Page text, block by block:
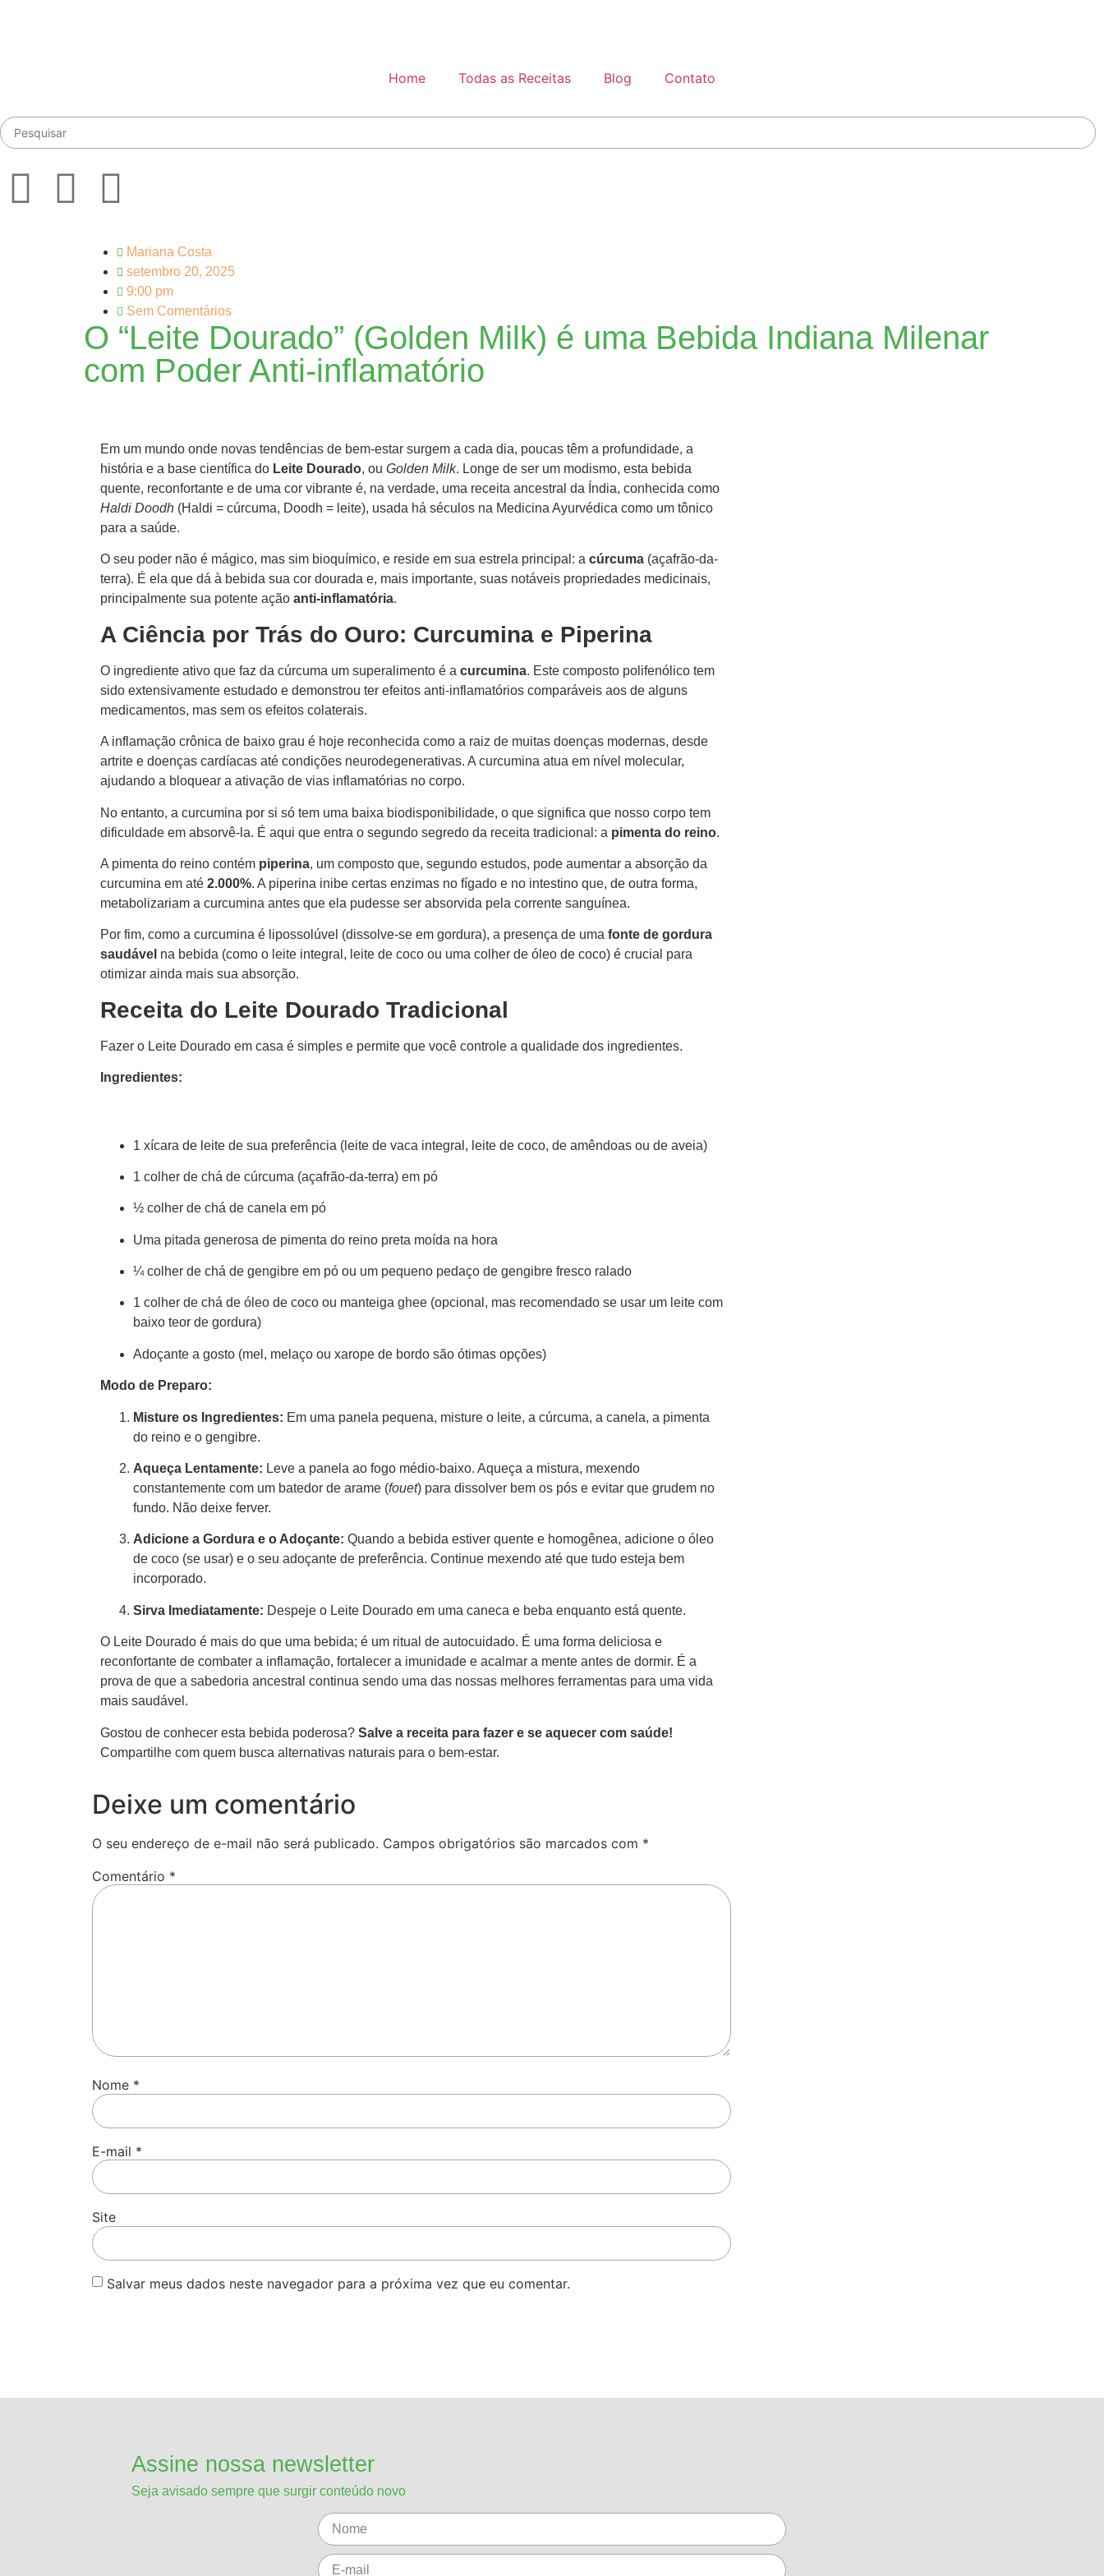
Home Todas as Receitas Blog Contato
Mariana Costa
setembro 20, 2025
9:00 pm
Sem Comentários
O “Leite Dourado” (Golden Milk) é uma Bebida Indiana Milenar
com Poder Anti-inflamatório
Em um mundo onde novas tendências de bem-estar surgem a cada dia, poucas têm a profundidade, a
história e a base científica do Leite Dourado, ou Golden Milk. Longe de ser um modismo, esta bebida
quente, reconfortante e de uma cor vibrante é, na verdade, uma receita ancestral da Índia, conhecida como
Haldi Doodh (Haldi = cúrcuma, Doodh = leite), usada há séculos na Medicina Ayurvédica como um tônico
para a saúde.
O seu poder não é mágico, mas sim bioquímico, e reside em sua estrela principal: a cúrcuma (açafrão-da-
terra). É ela que dá à bebida sua cor dourada e, mais importante, suas notáveis propriedades medicinais,
principalmente sua potente ação anti-inflamatória.
A Ciência por Trás do Ouro: Curcumina e Piperina
O ingrediente ativo que faz da cúrcuma um superalimento é a curcumina. Este composto polifenólico tem
sido extensivamente estudado e demonstrou ter efeitos anti-inflamatórios comparáveis aos de alguns
medicamentos, mas sem os efeitos colaterais.
A inflamação crônica de baixo grau é hoje reconhecida como a raiz de muitas doenças modernas, desde
artrite e doenças cardíacas até condições neurodegenerativas. A curcumina atua em nível molecular,
ajudando a bloquear a ativação de vias inflamatórias no corpo.
No entanto, a curcumina por si só tem uma baixa biodisponibilidade, o que significa que nosso corpo tem
dificuldade em absorvê-la. É aqui que entra o segundo segredo da receita tradicional: a pimenta do reino.
A pimenta do reino contém piperina, um composto que, segundo estudos, pode aumentar a absorção da
curcumina em até 2.000%. A piperina inibe certas enzimas no fígado e no intestino que, de outra forma,
metabolizariam a curcumina antes que ela pudesse ser absorvida pela corrente sanguínea.
Por fim, como a curcumina é lipossolúvel (dissolve-se em gordura), a presença de uma fonte de gordura
saudável na bebida (como o leite integral, leite de coco ou uma colher de óleo de coco) é crucial para
otimizar ainda mais sua absorção.
Receita do Leite Dourado Tradicional
Fazer o Leite Dourado em casa é simples e permite que você controle a qualidade dos ingredientes.
Ingredientes:
1 xícara de leite de sua preferência (leite de vaca integral, leite de coco, de amêndoas ou de aveia)
1 colher de chá de cúrcuma (açafrão-da-terra) em pó
½ colher de chá de canela em pó
Uma pitada generosa de pimenta do reino preta moída na hora
¼ colher de chá de gengibre em pó ou um pequeno pedaço de gengibre fresco ralado
1 colher de chá de óleo de coco ou manteiga ghee (opcional, mas recomendado se usar um leite com
baixo teor de gordura)
Adoçante a gosto (mel, melaço ou xarope de bordo são ótimas opções)
Modo de Preparo:
Misture os Ingredientes: Em uma panela pequena, misture o leite, a cúrcuma, a canela, a pimenta
do reino e o gengibre.
Aqueça Lentamente: Leve a panela ao fogo médio-baixo. Aqueça a mistura, mexendo
constantemente com um batedor de arame (fouet) para dissolver bem os pós e evitar que grudem no
fundo. Não deixe ferver.
Adicione a Gordura e o Adoçante: Quando a bebida estiver quente e homogênea, adicione o óleo
de coco (se usar) e o seu adoçante de preferência. Continue mexendo até que tudo esteja bem
incorporado.
Sirva Imediatamente: Despeje o Leite Dourado em uma caneca e beba enquanto está quente.
O Leite Dourado é mais do que uma bebida; é um ritual de autocuidado. É uma forma deliciosa e
reconfortante de combater a inflamação, fortalecer a imunidade e acalmar a mente antes de dormir. É a
prova de que a sabedoria ancestral continua sendo uma das nossas melhores ferramentas para uma vida
mais saudável.
Gostou de conhecer esta bebida poderosa? Salve a receita para fazer e se aquecer com saúde!
Compartilhe com quem busca alternativas naturais para o bem-estar.
Deixe um comentário
O seu endereço de e-mail não será publicado. Campos obrigatórios são marcados com *
Comentário *
Nome *
E-mail *
Site
Salvar meus dados neste navegador para a próxima vez que eu comentar.
Assine nossa newsletter
Seja avisado sempre que surgir conteúdo novo